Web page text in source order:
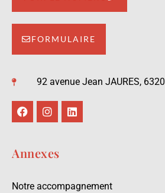
Annexes
Notre accompagnement
FORMULAIRE
92 avenue Jean JAURES,